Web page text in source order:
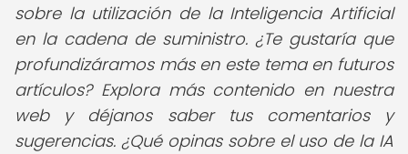
sobre la utilización de la Inteligencia Artificial
en la cadena de suministro. ¿Te gustaría que
profundizáramos más en este tema en futuros
artículos? Explora más contenido en nuestra
web y déjanos saber tus comentarios y
sugerencias. ¿Qué opinas sobre el uso de la IA